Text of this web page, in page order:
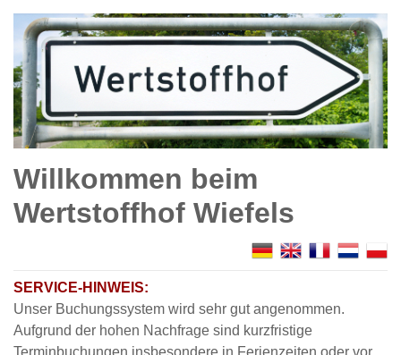
Willkommen beim
Wertstoffhof Wiefels
SERVICE-HINWEIS:
Unser Buchungssystem wird sehr gut angenommen.
Aufgrund der hohen Nachfrage sind kurzfristige
Terminbuchungen insbesondere in Ferienzeiten oder vor